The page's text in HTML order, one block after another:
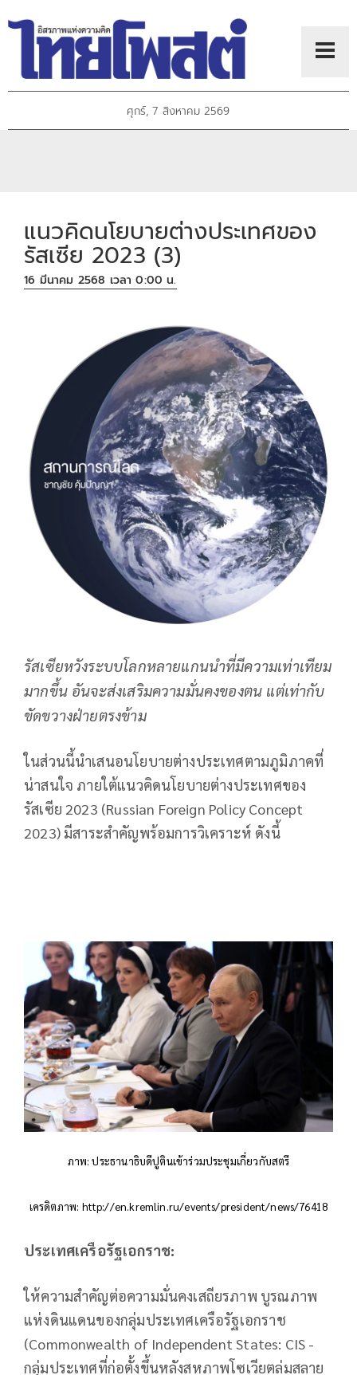
ศุกร์, 7 สิงหาคม 2569
แนวคิดนโยบายต่างประเทศของ
รัสเซีย 2023 (3)
16 มีนาคม 2568 เวลา 0:00 น.
รัสเซียหวังระบบโลกหลายแกนนำที่มีความเท่าเทียม
มากขึ้น อันจะส่งเสริมความมั่นคงของตน แต่เท่ากับ
ขัดขวางฝ่ายตรงข้าม
ในส่วนนี้นำเสนอนโยบายต่างประเทศตามภูมิภาคที่
น่าสนใจ ภายใต้แนวคิดนโยบายต่างประเทศของ
รัสเซีย 2023 (Russian Foreign Policy Concept
2023) มีสาระสำคัญพร้อมการวิเคราะห์ ดังนี้
ภาพ: ประธานาธิบดีปูตินเข้าร่วมประชุมเกี่ยวกับสตรี
เครดิตภาพ: http://en.kremlin.ru/events/president/news/76418
ประเทศเครือรัฐเอกราช:
ให้ความสำคัญต่อความมั่นคงเสถียรภาพ บูรณภาพ
แห่งดินแดนของกลุ่มประเทศเครือรัฐเอกราช
(Commonwealth of Independent States: CIS -
กลุ่มประเทศที่ก่อตั้งขึ้นหลังสหภาพโซเวียตล่มสลาย